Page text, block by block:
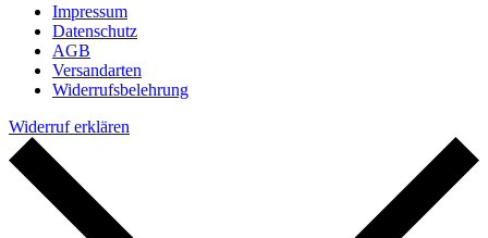
Impressum
Datenschutz
AGB
Versandarten
Widerrufsbelehrung
Widerruf erklären